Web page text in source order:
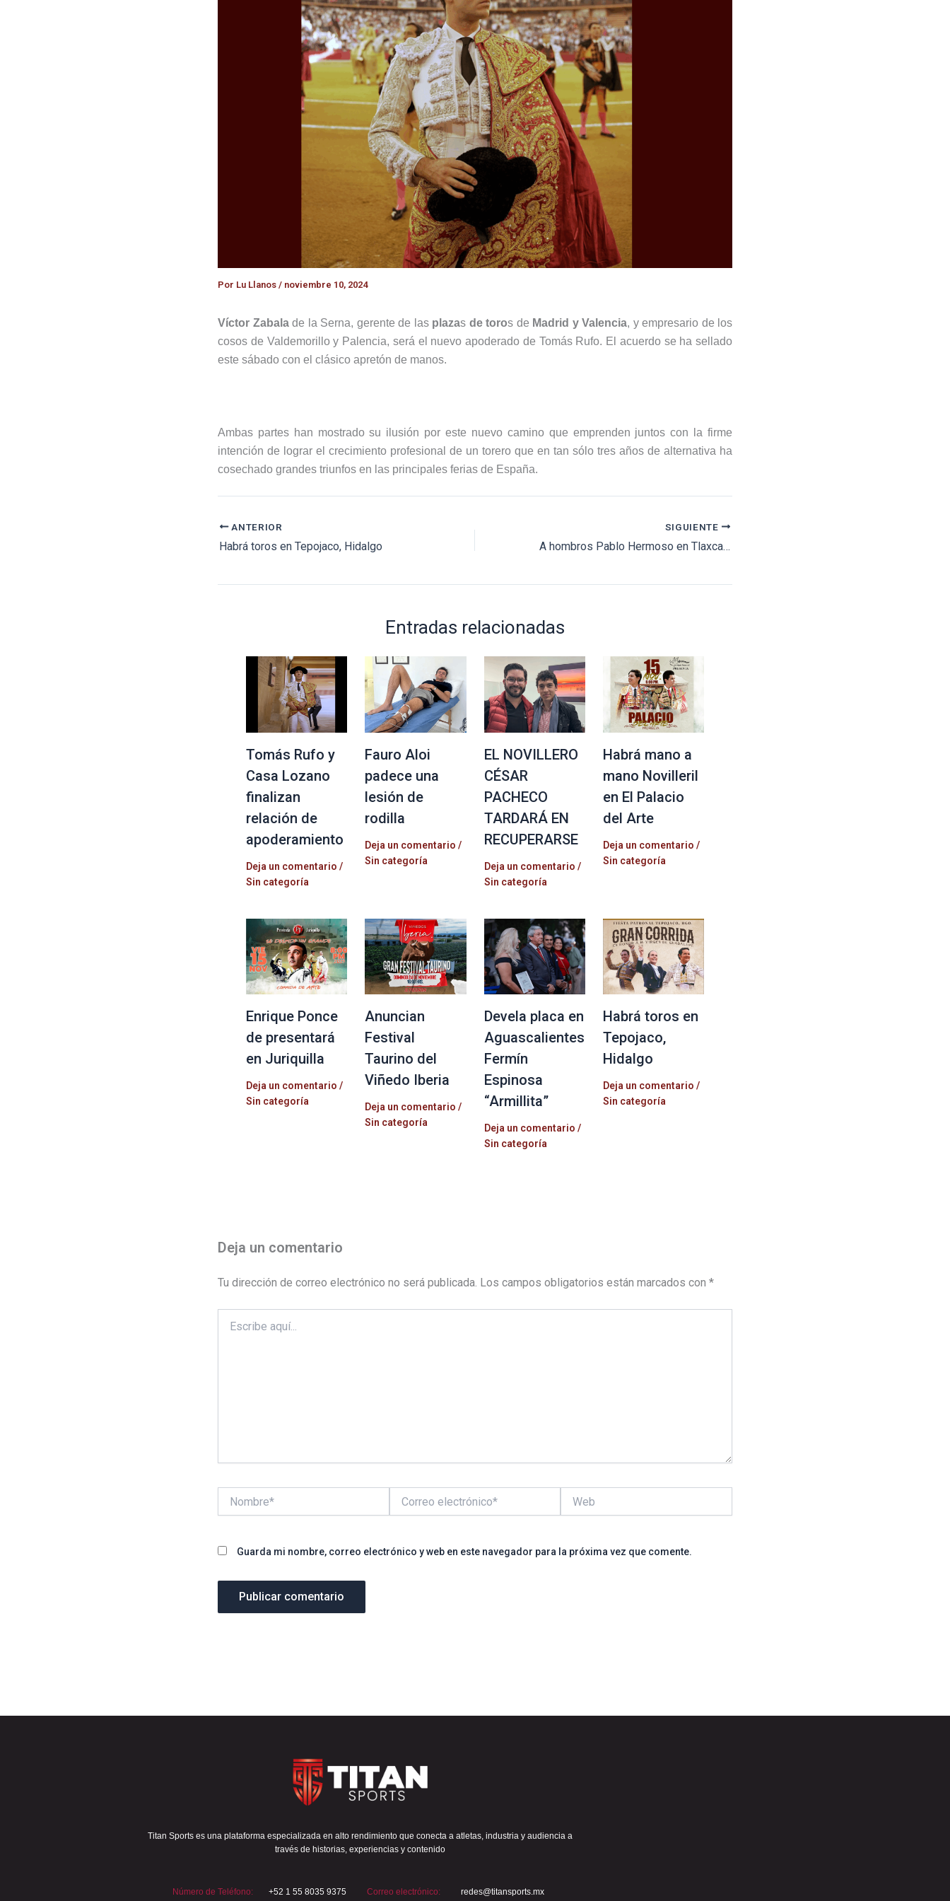
Por Lu Llanos / noviembre 10, 2024
Víctor Zabalade la Serna, gerente de las plazas de toros de Madrid y Valencia, y empresario de los
cosos de Valdemorillo y Palencia, será el nuevo apoderado de Tomás Rufo. El acuerdo se ha sellado
este sábado con el clásico apretón de manos.
Ambas partes han mostrado su ilusión por este nuevo camino que emprenden juntos con la firme
intención de lograr el crecimiento profesional de un torero que en tan sólo tres años de alternativa ha
cosechado grandes triunfos en las principales ferias de España.
ANTERIOR
Habrá toros en Tepojaco, Hidalgo
SIGUIENTE
A hombros Pablo Hermoso en Tlaxcala
Entradas relacionadas
Tomás Rufo y
Casa Lozano
finalizan
relación de
apoderamiento
Deja un comentario /
Sin categoría
Fauro Aloi
padece una
lesión de
rodilla
Deja un comentario /
Sin categoría
EL NOVILLERO
CÉSAR
PACHECO
TARDARÁ EN
RECUPERARSE
Deja un comentario /
Sin categoría
Habrá mano a
mano Novilleril
en El Palacio
del Arte
Deja un comentario /
Sin categoría
Enrique Ponce
de presentará
en Juriquilla
Deja un comentario /
Sin categoría
Anuncian
Festival
Taurino del
Viñedo Iberia
Deja un comentario /
Sin categoría
Devela placa en
Aguascalientes
Fermín
Espinosa
“Armillita”
Deja un comentario /
Sin categoría
Habrá toros en
Tepojaco,
Hidalgo
Deja un comentario /
Sin categoría
Deja un comentario
Tu dirección de correo electrónico no será publicada. Los campos obligatorios están marcados con *
aquí...
electrónico*
Guarda mi nombre, correo electrónico y web en este navegador para la próxima vez que comente.
Titan Sports es una plataforma especializada en alto rendimiento que conecta a atletas, industria y audiencia a
través de historias, experiencias y contenido
Número de Teléfono: +52 1 55 8035 9375 Correo electrónico: redes@titansports.mx